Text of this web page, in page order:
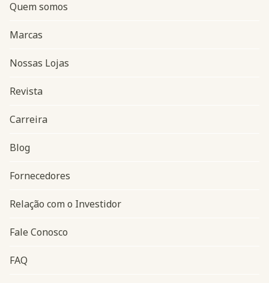
Navegação do rodapé
Quem somos
Marcas
Nossas Lojas
Revista
Carreira
Blog
Fornecedores
Relação com o Investidor
Fale Conosco
FAQ